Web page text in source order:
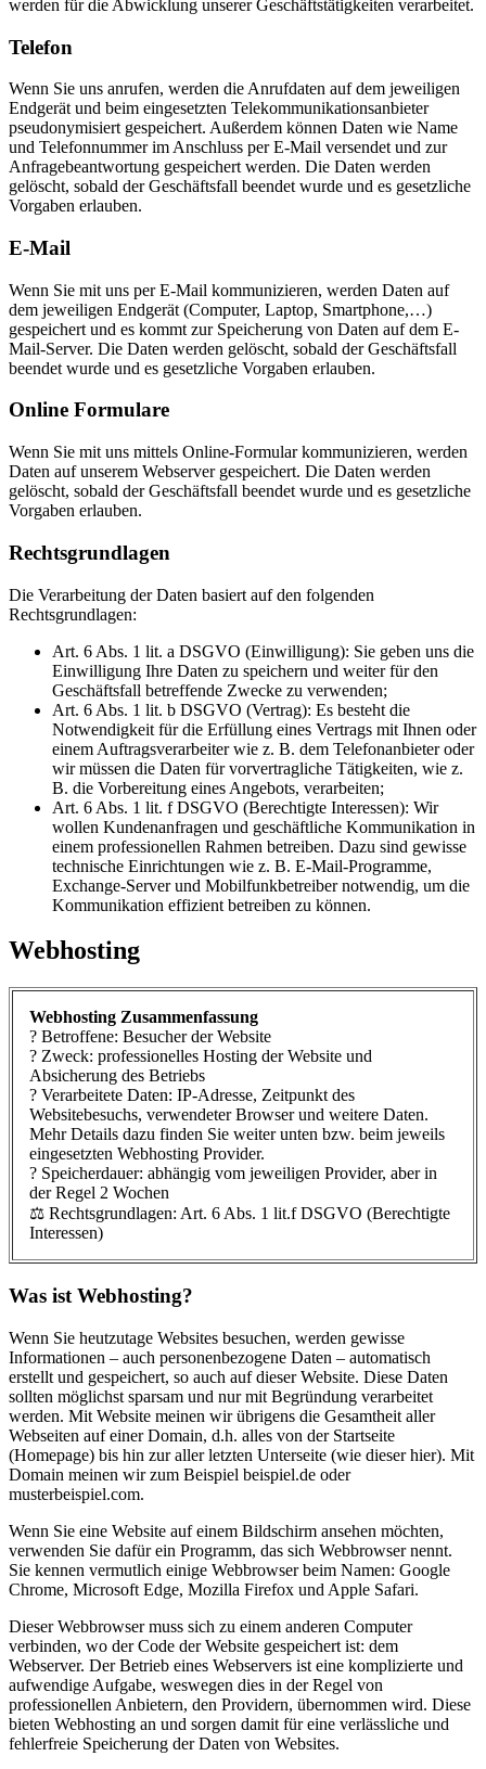
werden für die Abwicklung unserer Geschäftstätigkeiten verarbeitet.
Telefon
Wenn Sie uns anrufen, werden die Anrufdaten auf dem jeweiligen
Endgerät und beim eingesetzten Telekommunikationsanbieter
pseudonymisiert gespeichert. Außerdem können Daten wie Name
und Telefonnummer im Anschluss per E-Mail versendet und zur
Anfragebeantwortung gespeichert werden. Die Daten werden
gelöscht, sobald der Geschäftsfall beendet wurde und es gesetzliche
Vorgaben erlauben.
E-Mail
Wenn Sie mit uns per E-Mail kommunizieren, werden Daten auf
dem jeweiligen Endgerät (Computer, Laptop, Smartphone,…)
gespeichert und es kommt zur Speicherung von Daten auf dem E-
Mail-Server. Die Daten werden gelöscht, sobald der Geschäftsfall
beendet wurde und es gesetzliche Vorgaben erlauben.
Online Formulare
Wenn Sie mit uns mittels Online-Formular kommunizieren, werden
Daten auf unserem Webserver gespeichert. Die Daten werden
gelöscht, sobald der Geschäftsfall beendet wurde und es gesetzliche
Vorgaben erlauben.
Rechtsgrundlagen
Die Verarbeitung der Daten basiert auf den folgenden
Rechtsgrundlagen:
Art. 6 Abs. 1 lit. a DSGVO (Einwilligung): Sie geben uns die
Einwilligung Ihre Daten zu speichern und weiter für den
Geschäftsfall betreffende Zwecke zu verwenden;
Art. 6 Abs. 1 lit. b DSGVO (Vertrag): Es besteht die
Notwendigkeit für die Erfüllung eines Vertrags mit Ihnen oder
einem Auftragsverarbeiter wie z. B. dem Telefonanbieter oder
wir müssen die Daten für vorvertragliche Tätigkeiten, wie z.
B. die Vorbereitung eines Angebots, verarbeiten;
Art. 6 Abs. 1 lit. f DSGVO (Berechtigte Interessen): Wir
wollen Kundenanfragen und geschäftliche Kommunikation in
einem professionellen Rahmen betreiben. Dazu sind gewisse
technische Einrichtungen wie z. B. E-Mail-Programme,
Exchange-Server und Mobilfunkbetreiber notwendig, um die
Kommunikation effizient betreiben zu können.
Webhosting
Webhosting Zusammenfassung
? Betroffene: Besucher der Website
? Zweck: professionelles Hosting der Website und
Absicherung des Betriebs
? Verarbeitete Daten: IP-Adresse, Zeitpunkt des
Websitebesuchs, verwendeter Browser und weitere Daten.
Mehr Details dazu finden Sie weiter unten bzw. beim jeweils
eingesetzten Webhosting Provider.
? Speicherdauer: abhängig vom jeweiligen Provider, aber in
der Regel 2 Wochen
⚖️ Rechtsgrundlagen: Art. 6 Abs. 1 lit.f DSGVO (Berechtigte
Interessen)
Was ist Webhosting?
Wenn Sie heutzutage Websites besuchen, werden gewisse
Informationen – auch personenbezogene Daten – automatisch
erstellt und gespeichert, so auch auf dieser Website. Diese Daten
sollten möglichst sparsam und nur mit Begründung verarbeitet
werden. Mit Website meinen wir übrigens die Gesamtheit aller
Webseiten auf einer Domain, d.h. alles von der Startseite
(Homepage) bis hin zur aller letzten Unterseite (wie dieser hier). Mit
Domain meinen wir zum Beispiel beispiel.de oder
musterbeispiel.com.
Wenn Sie eine Website auf einem Bildschirm ansehen möchten,
verwenden Sie dafür ein Programm, das sich Webbrowser nennt.
Sie kennen vermutlich einige Webbrowser beim Namen: Google
Chrome, Microsoft Edge, Mozilla Firefox und Apple Safari.
Dieser Webbrowser muss sich zu einem anderen Computer
verbinden, wo der Code der Website gespeichert ist: dem
Webserver. Der Betrieb eines Webservers ist eine komplizierte und
aufwendige Aufgabe, weswegen dies in der Regel von
professionellen Anbietern, den Providern, übernommen wird. Diese
bieten Webhosting an und sorgen damit für eine verlässliche und
fehlerfreie Speicherung der Daten von Websites.